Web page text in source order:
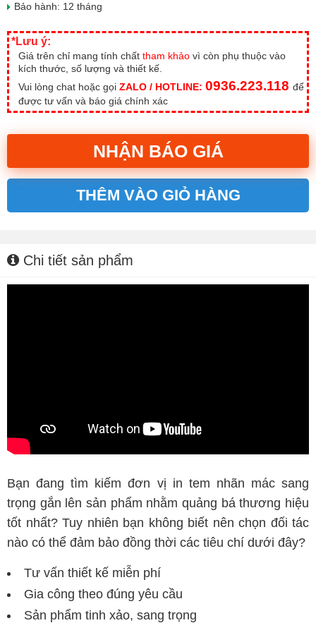
Bảo hành: 12 tháng
*Lưu ý:
Giá trên chỉ mang tính chất tham khảo vì còn phụ thuộc vào
kích thước, số lượng và thiết kế.
Vui lòng chat hoặc gọi ZALO / HOTLINE: 0936.223.118 để
được tư vấn và báo giá chính xác
NHẬN BÁO GIÁ
THÊM VÀO GIỎ HÀNG
Chi tiết sản phẩm
Bạn đang tìm kiếm đơn vị in tem nhãn mác sang
trọng gắn lên sản phẩm nhằm quảng bá thương hiệu
tốt nhất? Tuy nhiên bạn không biết nên chọn đối tác
nào có thể đảm bảo đồng thời các tiêu chí dưới đây?
Tư vấn thiết kế miễn phí
Gia công theo đúng yêu cầu
Sản phẩm tinh xảo, sang trọng